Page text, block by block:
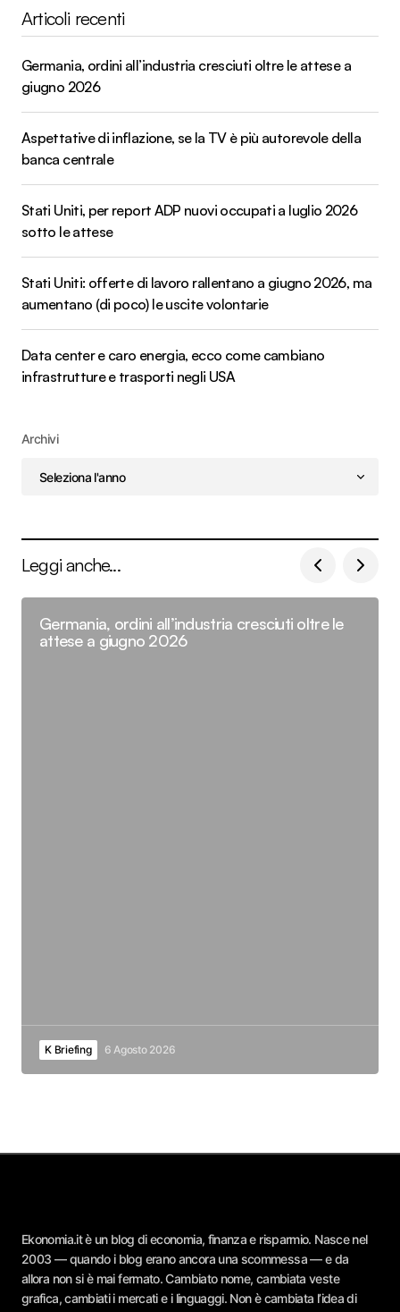
Articoli recenti
Germania, ordini all’industria cresciuti oltre le attese a
giugno 2026
Aspettative di inflazione, se la TV è più autorevole della
banca centrale
Stati Uniti, per report ADP nuovi occupati a luglio 2026
sotto le attese
Stati Uniti: offerte di lavoro rallentano a giugno 2026, ma
aumentano (di poco) le uscite volontarie
Data center e caro energia, ecco come cambiano
infrastrutture e trasporti negli USA
Archivi
Leggi anche...
Germania, ordini all’industria cresciuti oltre le
attese a giugno 2026
K Briefing 6 Agosto 2026
Ekonomia.it è un blog di economia, finanza e risparmio. Nasce nel
2003 — quando i blog erano ancora una scommessa — e da
allora non si è mai fermato. Cambiato nome, cambiata veste
grafica, cambiati i mercati e i linguaggi. Non è cambiata l’idea di